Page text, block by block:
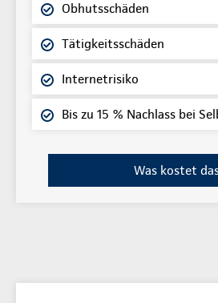
Obhutsschäden
Tätigkeitsschäden
Internetrisiko
Bis zu 15 % Nachlass bei
Was kostet